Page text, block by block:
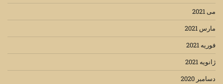
می 2021
مارس 2021
فوریه 2021
ژانویه 2021
دسامبر 2020